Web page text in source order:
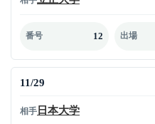
番号 12 出場
11/29
相手 日本大学